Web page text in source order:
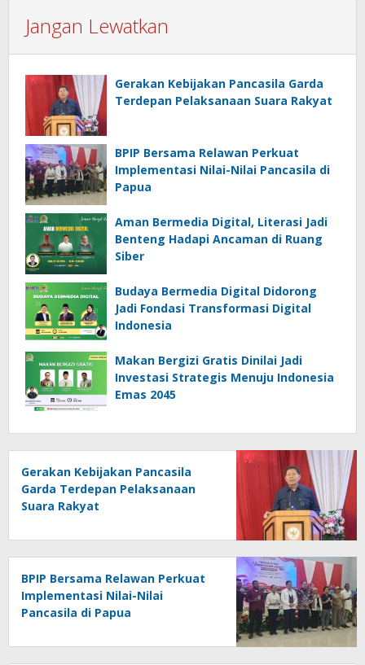
Jangan Lewatkan
Gerakan Kebijakan Pancasila Garda
Terdepan Pelaksanaan Suara Rakyat
BPIP Bersama Relawan Perkuat
Implementasi Nilai-Nilai Pancasila di
Papua
Aman Bermedia Digital, Literasi Jadi
Benteng Hadapi Ancaman di Ruang
Siber
Budaya Bermedia Digital Didorong
Jadi Fondasi Transformasi Digital
Indonesia
Makan Bergizi Gratis Dinilai Jadi
Investasi Strategis Menuju Indonesia
Emas 2045
Gerakan Kebijakan Pancasila
Garda Terdepan Pelaksanaan
Suara Rakyat
BPIP Bersama Relawan Perkuat
Implementasi Nilai-Nilai
Pancasila di Papua